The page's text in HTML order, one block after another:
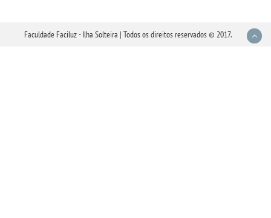
Faculdade Faciluz - Ilha Solteira | Todos os direitos reservados © 2017.